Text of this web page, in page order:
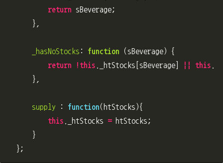
return
sBeverage;
},
_hasNoStocks : function ( sBeverage)
{
return
! this _htStocks sBeverage || this
},
supply : function( htStocks ){
this
_htStocks = htStocks ;
}
};